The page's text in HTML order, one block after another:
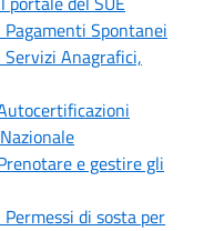
Spontanei
Anagrafici,
e gestire gli
di sosta per